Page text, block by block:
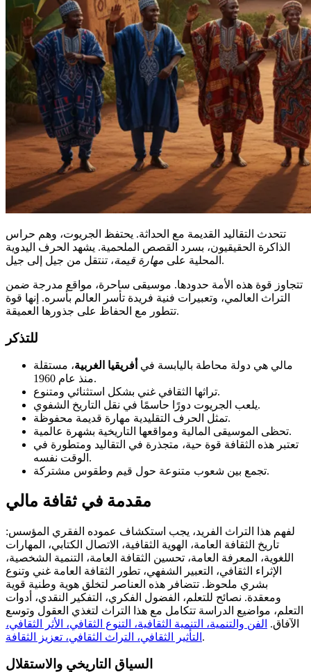
تتحدث التقاليد القديمة مع الحداثة. يحتفظ الجريوت، وهم حراس
الذاكرة الحقيقيون، بسرد القصص الملحمية. يشهد الحرف اليدوية
المحلية على مهارة قيمة ، تنتقل من جيل إلى جيل.
تتجاوز قوة هذه الأمة حدودها. موسيقى ساحرة، مواقع مدرجة ضمن
التراث العالمي، وتعبيرات فنية فريدة تأسر العالم بأسره. إنها قوة
تتطور مع الحفاظ على جذورها العميقة.
للتذكر
مالي هي دولة محاطة باليابسة في أفريقيا الغربية، مستقلة
منذ عام 1960.
تراثها الثقافي غني بشكل استثنائي ومتنوع.
يلعب الجريوت دورًا حاسمًا في نقل التاريخ الشفوي.
تمثل الحرف التقليدية مهارة قديمة محفوظة.
تحظى الموسيقى المالية ومواقعها التاريخية بشهرة عالمية.
تعتبر هذه الثقافة قوة حية، متجذرة في التقاليد ومتطورة في
الوقت نفسه.
تجمع بين شعوب متنوعة حول قيم وطقوس مشتركة.
مقدمة في ثقافة مالي
لفهم هذا التراث الفريد، يجب استكشاف عموده الفقري المؤسس:
تاريخ الثقافة العامة، الهوية الثقافية، الاتصال الكتابي، المهارات
اللغوية، المعرفة العامة، تحسين الثقافة العامة، التنمية الشخصية،
الإثراء الثقافي، التعبير الشفهي، تطور الثقافة العامة غني وتنوع
بشري ملحوظ. تتضافر هذه العناصر لتخلق هوية وطنية قوية
ومعقدة. نصائح للتعلم، الفضول الفكري، التفكير النقدي، أدوات
التعلم، مواضيع الدراسة تتكامل مع هذا التراث لتغذي العقول وتوسع
الآفاق. الفن والتنمية، التنمية الثقافية، التنوع الثقافي، الأثر الثقافي،
التأثير الثقافي، التراث الثقافي، تعزيز الثقافة .
السياق التاريخي والاستقلال